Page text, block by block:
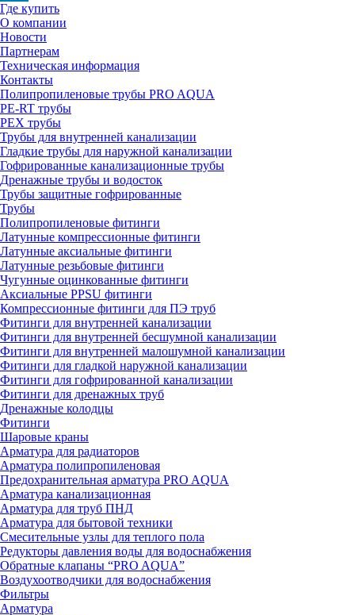
Где купить
О компании
Новости
Партнерам
Техническая информация
Контакты
Полипропиленовые трубы PRO AQUA
PE-RT трубы
PEX трубы
Трубы для внутренней канализации
Гладкие трубы для наружной канализации
Гофрированные канализационные трубы
Дренажные трубы и водосток
Трубы защитные гофрированные
Трубы
Полипропиленовые фитинги
Латунные компрессионные фитинги
Латунные аксиальные фитинги
Латунные резьбовые фитинги
Чугунные оцинкованные фитинги
Аксиальные PPSU фитинги
Компрессионные фитинги для ПЭ труб
Фитинги для внутренней канализации
Фитинги для внутренней бесшумной канализации
Фитинги для внутренней малошумной канализации
Фитинги для гладкой наружной канализации
Фитинги для гофрированной канализации
Фитинги для дренажных труб
Дренажные колодцы
Фитинги
Шаровые краны
Арматура для радиаторов
Арматура полипропиленовая
Предохранительная арматура PRO AQUA
Арматура канализационная
Арматура для труб ПНД
Арматура для бытовой техники
Смесительные узлы для теплого пола
Редукторы давления воды для водоснабжения
Обратные клапаны “PRO AQUA”
Воздухоотводчики для водоснабжения
Фильтры
Арматура